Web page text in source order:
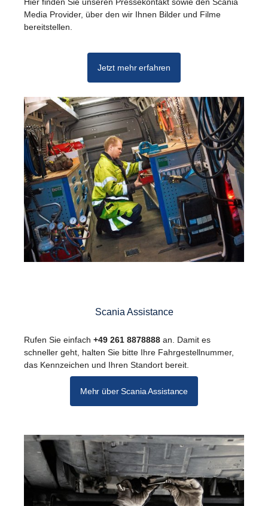
Media Provider, über den wir Ihnen Bilder und Filme
bereitstellen.
Jetzt mehr erfahren
Scania Assistance
Rufen Sie einfach +49 261 8878888 an. Damit es
schneller geht, halten Sie bitte Ihre Fahrgestellnummer,
das Kennzeichen und Ihren Standort bereit.
Mehr über Scania Assistance